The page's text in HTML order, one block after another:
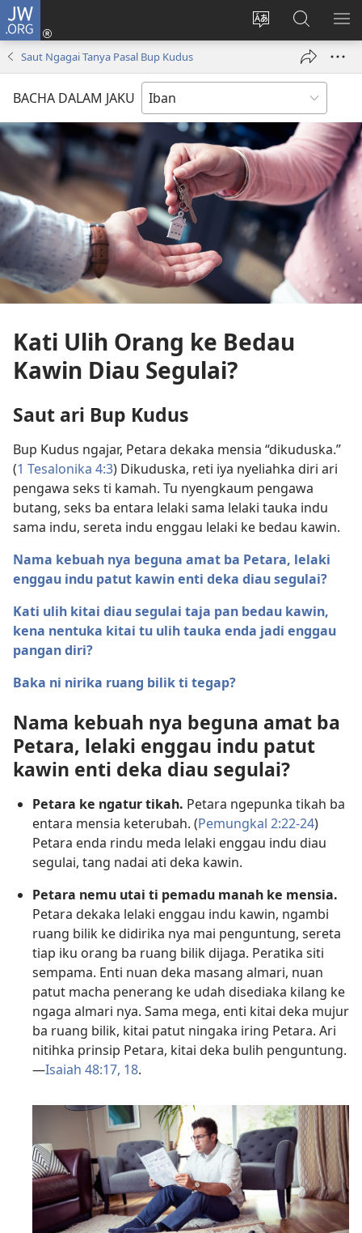
JW.ORG
Tukar
ba
web
Log
Masuk
window)
Giga
JW.ORG
Saut Ngagai Tanya Pasal Bup Kudus
BACHA DALAM JAKU
Kati Ulih Orang ke Bedau
Kawin Diau Segulai?
Saut ari Bup Kudus
Bup Kudus ngajar, Petara dekaka mensia “dikuduska.”
(1 Tesalonika 4:3) Dikuduska, reti iya nyeliahka diri ari
pengawa seks ti kamah. Tu nyengkaum pengawa
butang, seks ba entara lelaki sama lelaki tauka indu
sama indu, sereta indu enggau lelaki ke bedau kawin.
Nama kebuah nya beguna amat ba Petara, lelaki
enggau indu patut kawin enti deka diau segulai?
Kati ulih kitai diau segulai taja pan bedau kawin,
kena nentuka kitai tu ulih tauka enda jadi enggau
pangan diri?
Baka ni nirika ruang bilik ti tegap?
Nama kebuah nya beguna amat ba
Petara, lelaki enggau indu patut
kawin enti deka diau segulai?
Petara ke ngatur tikah. Petara ngepunka tikah ba
entara mensia keterubah. (Pemungkal 2:22-24)
Petara enda rindu meda lelaki enggau indu diau
segulai, tang nadai ati deka kawin.
Petara nemu utai ti pemadu manah ke mensia.
Petara dekaka lelaki enggau indu kawin, ngambi
ruang bilik ke didirika nya mai penguntung, sereta
tiap iku orang ba ruang bilik dijaga. Peratika siti
sempama. Enti nuan deka masang almari, nuan
patut macha penerang ke udah disediaka kilang ke
ngaga almari nya. Sama mega, enti kitai deka mujur
ba ruang bilik, kitai patut ningaka iring Petara. Ari
nitihka prinsip Petara, kitai deka bulih penguntung.
—Isaiah 48:17, 18.